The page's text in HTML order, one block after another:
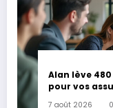
Alan lève
pour vos
7 août 2026